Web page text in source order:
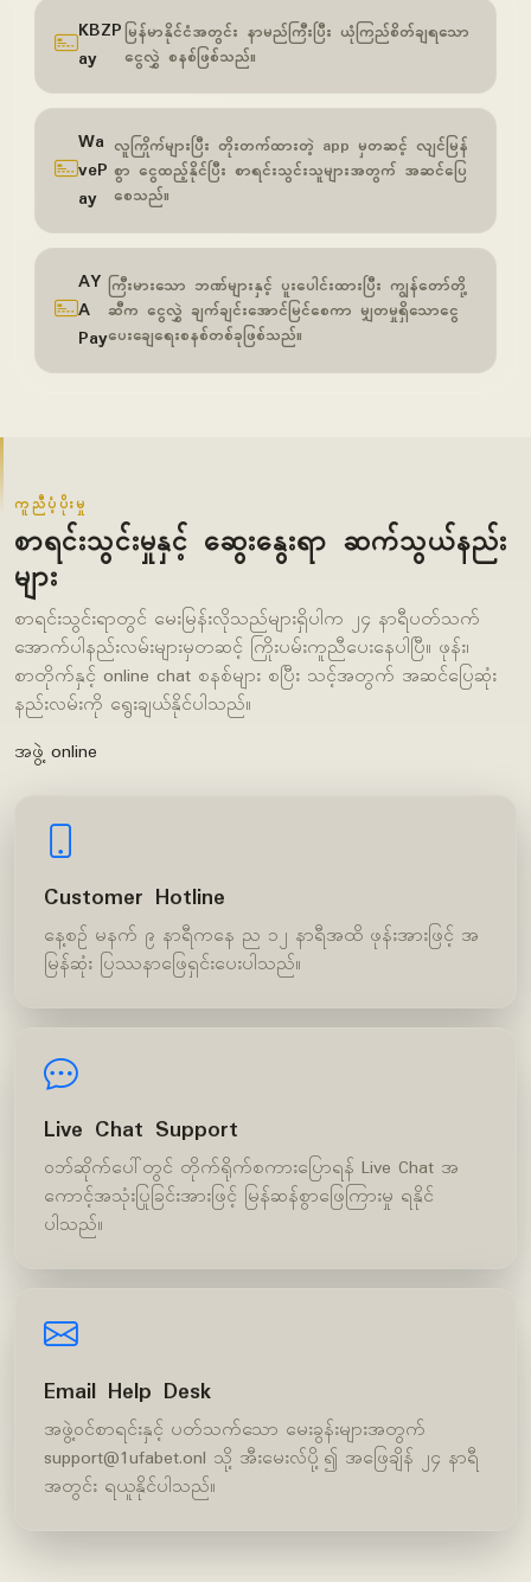
KBZP
ay
မြန်မာနိုင်ငံအတွင်း နာမည်ကြီးပြီး ယုံကြည်စိတ်ချရသော
ငွေလွှဲ စနစ်ဖြစ်သည်။
Wa
veP
ay
လူကြိုက်များပြီး တိုးတက်ထားတဲ့ app မှတဆင့် လျင်မြန်
စွာ ငွေထည့်နိုင်ပြီး စာရင်းသွင်းသူများအတွက် အဆင်ပြေ
စေသည်။
AY
A
Pay
ကြီးမားသော ဘဏ်များနှင့် ပူးပေါင်းထားပြီး ကျွန်တော်တို့
ဆီက ငွေလွှဲ ချက်ချင်းအောင်မြင်စေကာ မျှတမှုရှိသောငွေ
ပေးချေရေးစနစ်တစ်ခုဖြစ်သည်။
ကူညီပံ့ပိုးမှု
စာရင်းသွင်းမှုနှင့် ဆွေးနွေးရာ ဆက်သွယ်နည်း
များ
စာရင်းသွင်းရာတွင် မေးမြန်းလိုသည်များရှိပါက ၂၄ နာရီပတ်သက်
အောက်ပါနည်းလမ်းများမှတဆင့် ကြိုးပမ်းကူညီပေးနေပါပြီ။ ဖုန်း၊
စာတိုက်နှင့် online chat စနစ်များ စပြီး သင့်အတွက် အဆင်ပြေဆုံး
နည်းလမ်းကို ရွေးချယ်နိုင်ပါသည်။
အဖွဲ့ online
Customer Hotline
နေ့စဉ် မနက် ၉ နာရီကနေ ည ၁၂ နာရီအထိ ဖုန်းအားဖြင့် အ
မြန်ဆုံး ပြဿနာဖြေရှင်းပေးပါသည်။
Live Chat Support
ဝဘ်ဆိုက်ပေါ်တွင် တိုက်ရိုက်စကားပြောရန် Live Chat အ
ကောင့်အသုံးပြုခြင်းအားဖြင့် မြန်ဆန်စွာဖြေကြားမှု ရနိုင်
ပါသည်။
Email Help Desk
အဖွဲ့ဝင်စာရင်းနှင့် ပတ်သက်သော မေးခွန်းများအတွက်
support@1ufabet.onl သို့ အီးမေးလ်ပို့၍ အဖြေချိန် ၂၄ နာရီ
အတွင်း ရယူနိုင်ပါသည်။